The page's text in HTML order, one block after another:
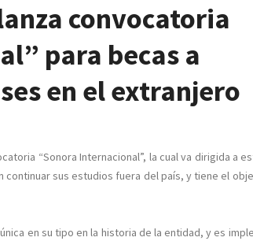
convocatoria
para becas a
en el extranjero
“Sonora Internacional”, la cual va dirigida a
sus estudios fuera del país, y tiene el
en su tipo en la historia de la entidad, y es